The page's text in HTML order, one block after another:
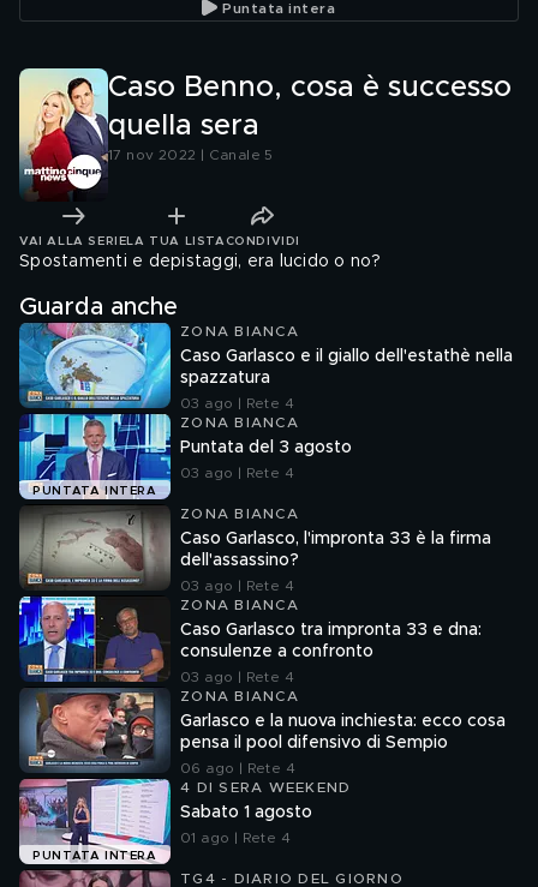
Puntata intera
Caso Benno, cosa è successo
quella sera
17 nov 2022 | Canale 5
VAI ALLA SERIE LA TUA LISTA CONDIVIDI
Spostamenti e depistaggi, era lucido o no?
Guarda anche
ZONA BIANCA
Caso Garlasco e il giallo dell'estathè nella
spazzatura
03 ago | Rete 4
PUNTATA INTERA
ZONA BIANCA
Puntata del 3 agosto
03 ago | Rete 4
ZONA BIANCA
Caso Garlasco, l'impronta 33 è la firma
dell'assassino?
03 ago | Rete 4
ZONA BIANCA
Caso Garlasco tra impronta 33 e dna:
consulenze a confronto
03 ago | Rete 4
ZONA BIANCA
Garlasco e la nuova inchiesta: ecco cosa
pensa il pool difensivo di Sempio
06 ago | Rete 4
PUNTATA INTERA
4 DI SERA WEEKEND
Sabato 1 agosto
01 ago | Rete 4
TG4 - DIARIO DEL GIORNO